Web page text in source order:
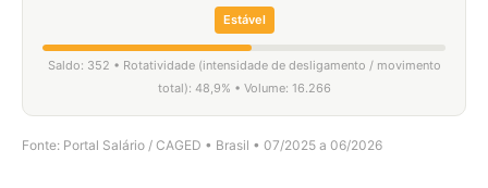
Estável
Saldo: 352 • Rotatividade (intensidade de desligamento / movimento
total): 48,9% • Volume: 16.266
Fonte: Portal Salário / CAGED • Brasil • 07/2025 a 06/2026